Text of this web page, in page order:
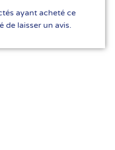
ayant acheté ce
de laisser un avis.